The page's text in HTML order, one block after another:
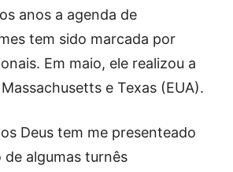
anos a agenda de
tem sido marcada por
Em maio, ele realizou a
e Texas (EUA).
Deus tem me presenteado
algumas turnês